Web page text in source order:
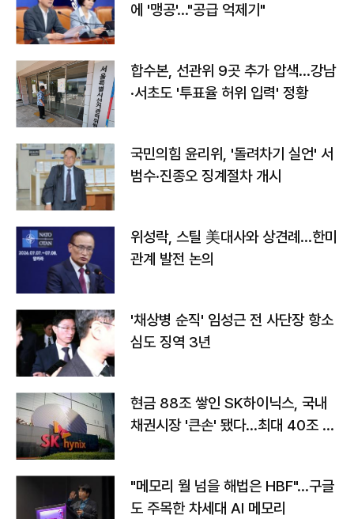
에 '맹공'…"공급 억제기"
합수본, 선관위 9곳 추가 압색…강남
·서초도 '투표율 허위 입력' 정황
국민의힘 윤리위, '돌려차기 실언' 서
범수·진종오 징계절차 개시
위성락, 스틸 美대사와 상견례…한미
관계 발전 논의
'채상병 순직' 임성근 전 사단장 항소
심도 징역 3년
현금 88조 쌓인 SK하이닉스, 국내
채권시장 '큰손' 됐다…최대 40조 투
"메모리 월 넘을 해법은 HBF"…구글
도 주목한 차세대 AI 메모리